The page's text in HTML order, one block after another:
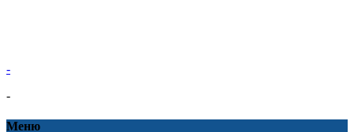
-
-
Меню